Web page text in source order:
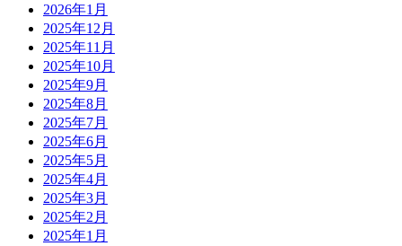
2026年1月
2025年12月
2025年11月
2025年10月
2025年9月
2025年8月
2025年7月
2025年6月
2025年5月
2025年4月
2025年3月
2025年2月
2025年1月